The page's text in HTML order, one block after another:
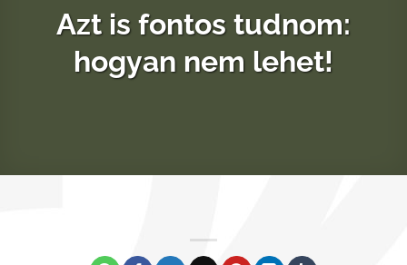
Azt is fontos tudnom:
hogyan nem lehet!